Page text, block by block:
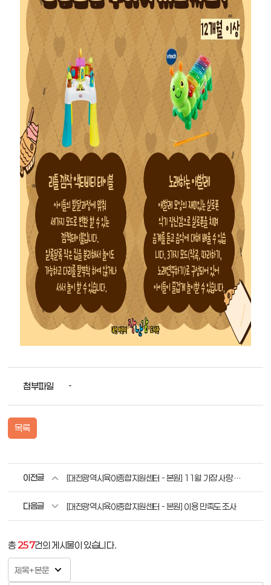
첨부파일 -
목록
이전글 [대전광역시육아종합지원센터 - 본원] 11월 가장 사랑 받은 장난감 BEST3
다음글 [대전광역시육아종합지원센터 - 본원] 이용 만족도 조사
총257건의 게시물이 있습니다.